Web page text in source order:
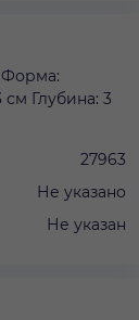
Форма:
Глубина: 3
27963
Не указано
Не указан